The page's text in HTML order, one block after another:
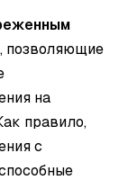
позволяющие
на
правило,
с